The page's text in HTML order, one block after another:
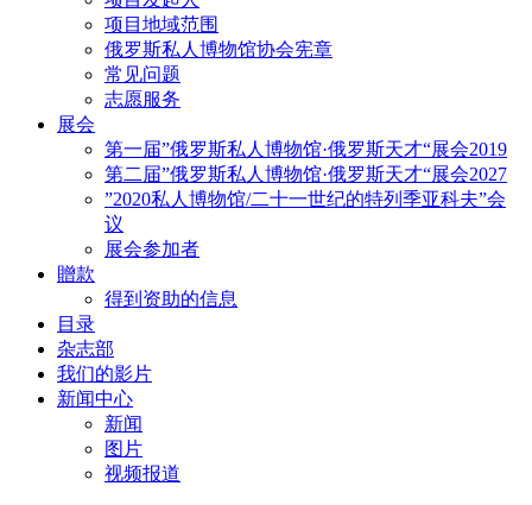
项目地域范围
俄罗斯私人博物馆协会宪章
常见问题
志愿服务
展会
第一届”俄罗斯私人博物馆·俄罗斯天才“展会2019
第二届”俄罗斯私人博物馆·俄罗斯天才“展会2027
”2020私人博物馆/二十一世纪的特列季亚科夫”会
议
展会参加者
贈款
得到资助的信息
目录
杂志部
我们的影片
新闻中心
新闻
图片
视频报道